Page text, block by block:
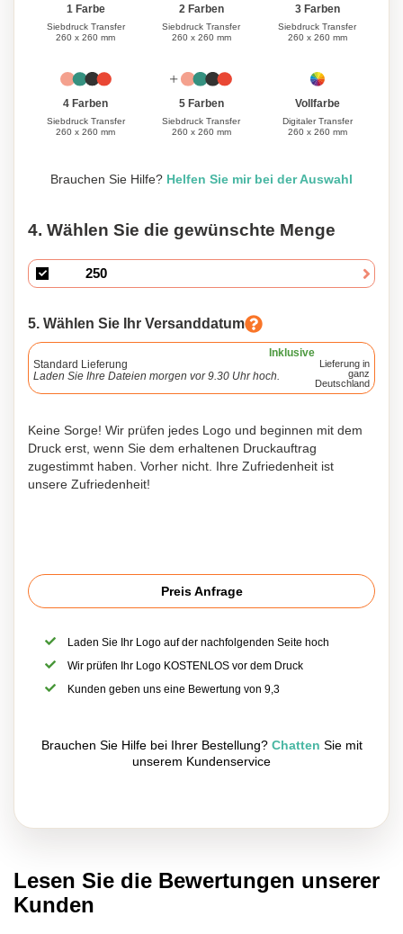
1 Farbe
Siebdruck Transfer
260 x 260 mm
2 Farben
Siebdruck Transfer
260 x 260 mm
3 Farben
Siebdruck Transfer
260 x 260 mm
4 Farben
Siebdruck Transfer
260 x 260 mm
5 Farben
Siebdruck Transfer
260 x 260 mm
Vollfarbe
Digitaler Transfer
260 x 260 mm
Brauchen Sie Hilfe? Helfen Sie mir bei der Auswahl
4. Wählen Sie die gewünschte Menge
5. Wählen Sie Ihr Versanddatum
Inklusive
Standard Lieferung
Laden Sie Ihre Dateien morgen vor 9.30 Uhr hoch.
Lieferung in
ganz
Deutschland
Keine Sorge! Wir prüfen jedes Logo und beginnen mit dem
Druck erst, wenn Sie dem erhaltenen Druckauftrag
zugestimmt haben. Vorher nicht. Ihre Zufriedenheit ist
unsere Zufriedenheit!
Preis Anfrage
Laden Sie Ihr Logo auf der nachfolgenden Seite hoch
Wir prüfen Ihr Logo KOSTENLOS vor dem Druck
Kunden geben uns eine Bewertung von 9,3
Brauchen Sie Hilfe bei Ihrer Bestellung? Chatten Sie mit
unserem Kundenservice
Lesen Sie die Bewertungen unserer
Kunden